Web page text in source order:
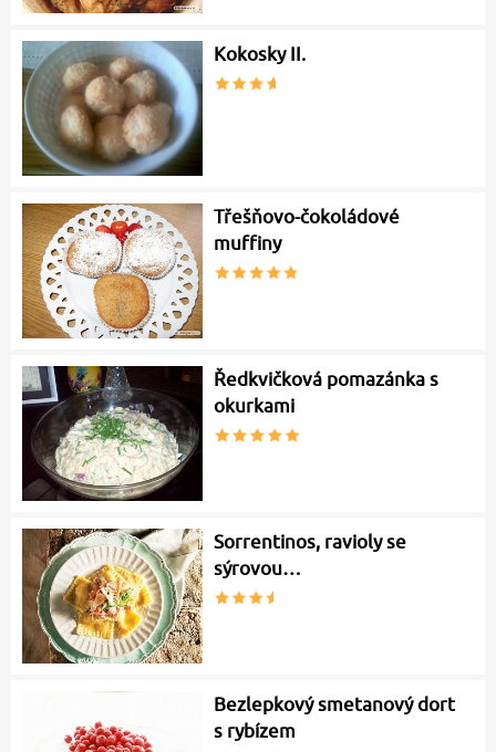
Kokosky II.
Třešňovo-čokoládové
muffiny
Ředkvičková pomazánka s
okurkami
Sorrentinos, ravioly se
sýrovou…
Bezlepkový smetanový dort
s rybízem